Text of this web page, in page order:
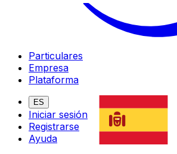
Particulares
Empresa
Plataforma
ES
Iniciar sesión
Registrarse
Ayuda